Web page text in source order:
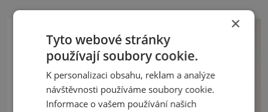
×
Tyto webové stránky
používají soubory cookie.
K personalizaci obsahu, reklam a analýze
návštěvnosti používáme soubory cookie.
Informace o vašem používání našich